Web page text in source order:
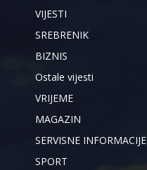
VIJESTI
SREBRENIK
BIZNIS
Ostale vijesti
VRIJEME
MAGAZIN
SERVISNE INFORMACIJE
SPORT